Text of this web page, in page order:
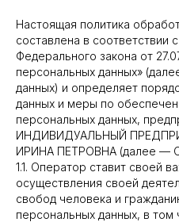
Настоящая политика
составлена в соответствии
Федерального закона от
персональных данных»
данных) и определяет
данных и меры по
персональных данных,
ИНДИВИДУАЛЬНЫЙ
ИРИНА ПЕТРОВНА (далее —
1.1. Оператор ставит своей
осуществления своей
свобод человека и
персональных данных, в том